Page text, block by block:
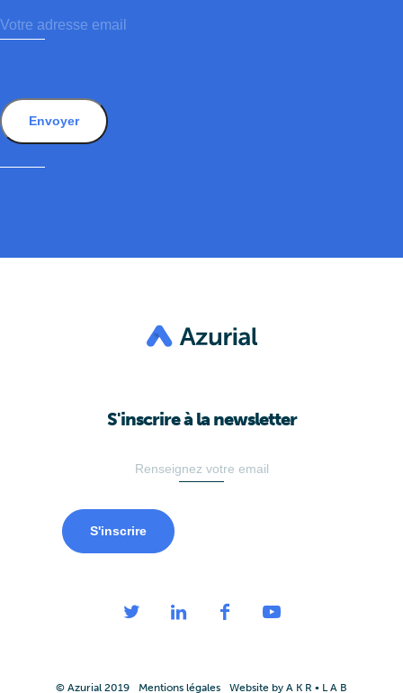
Envoyer
S'inscrire à la newsletter
S'inscrire
© Azurial 2019 Mentions légales Website by A K R • L A B